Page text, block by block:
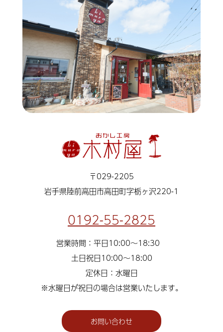
〒029-2205
岩手県陸前高田市高田町字栃ヶ沢220-1
0192-55-2825
営業時間：平日10:00～18:30
土日祝日10:00～18:00
定休日：水曜日
※水曜日が祝日の場合は営業いたします。
お問い合わせ